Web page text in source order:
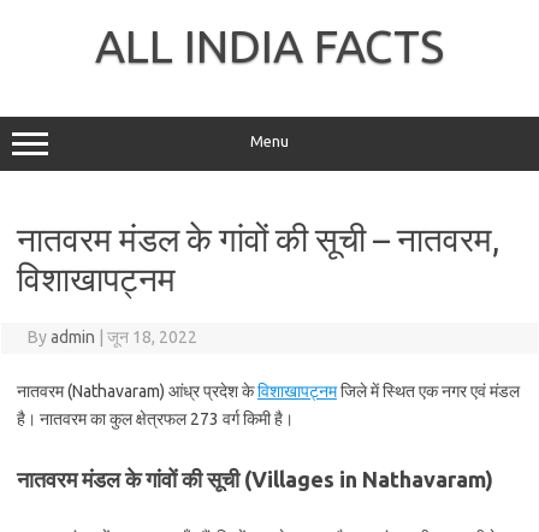
ALL INDIA FACTS
Menu
नातवरम मंडल के गांवों की सूची – नातवरम,
विशाखापट्नम
Byadmin जून 18, 2022
नातवरम (Nathavaram) आंध्र प्रदेश केविशाखापट्नमजिले में स्थित एक नगर एवं मंडल
है। नातवरम का कुल क्षेत्रफल 273 वर्ग किमी है।
नातवरम मंडल के गांवों की सूची (Villages in Nathavaram)